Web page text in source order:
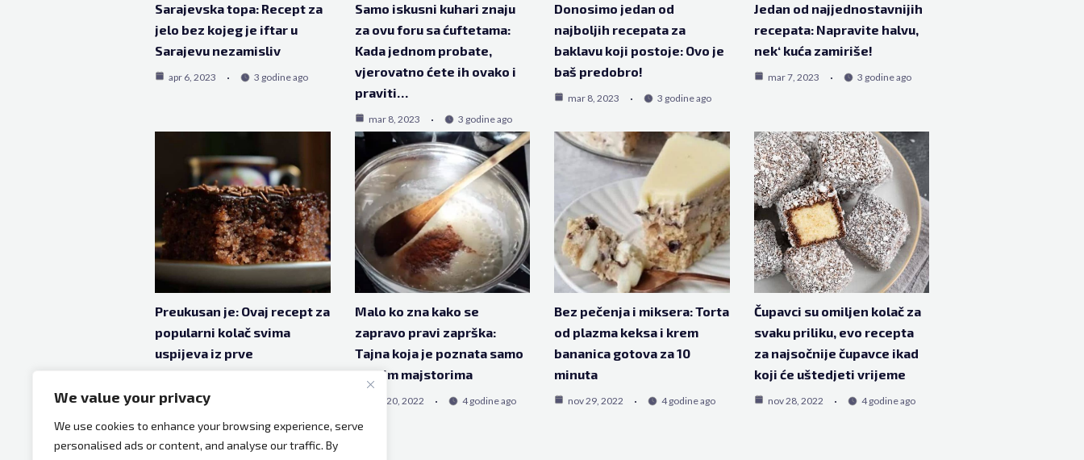
We value your privacy
We use cookies to enhance your browsing experience, serve
personalised ads or content, and analyse our traffic. By
Sarajevska topa: Recept za
jelo bez kojeg je iftar u
Sarajevu nezamisliv
apr 6, 2023 3 godine ago
Samo iskusni kuhari znaju
za ovu foru sa ćuftetama:
Kada jednom probate,
vjerovatno ćete ih ovako i
praviti…
mar 8, 2023 3 godine ago
Donosimo jedan od
najboljih recepata za
baklavu koji postoje: Ovo je
baš predobro!
mar 8, 2023 3 godine ago
Jedan od najjednostavnijih
recepata: Napravite halvu,
nek‘ kuća zamiriše!
mar 7, 2023 3 godine ago
Preukusan je: Ovaj recept za
popularni kolač svima
uspijeva iz prve
Malo ko zna kako se
zapravo pravi zaprška:
Tajna koja je poznata samo
pravim majstorima
dec 20, 2022 4 godine ago
Bez pečenja i miksera: Torta
od plazma keksa i krem
bananica gotova za 10
minuta
nov 29, 2022 4 godine ago
Čupavci su omiljen kolač za
svaku priliku, evo recepta
za najsočnije čupavce ikad
koji će uštedjeti vrijeme
nov 28, 2022 4 godine ago